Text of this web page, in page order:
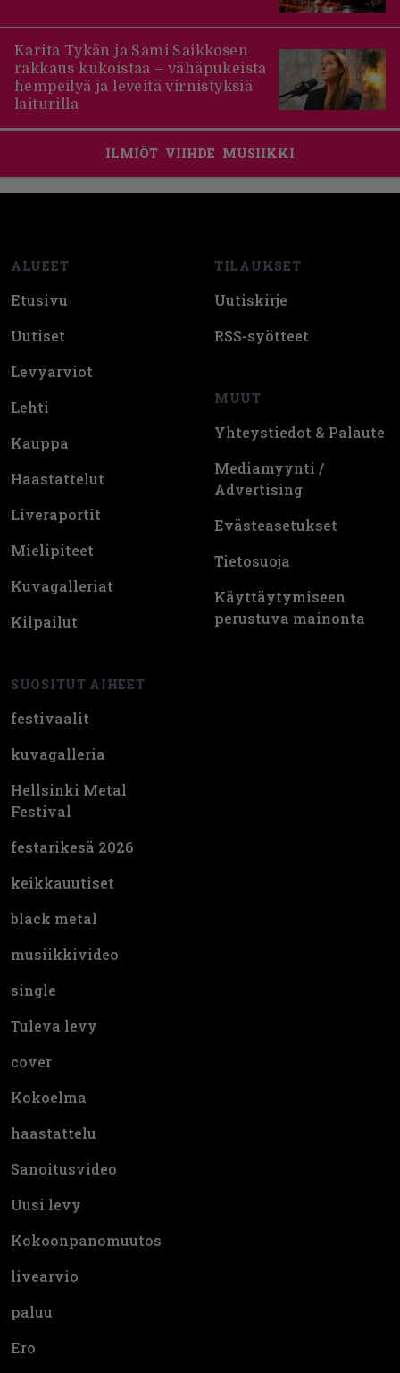
Karita Tykän ja Sami Saikkosen
rakkaus kukoistaa – vähäpukeista
hempeilyä ja leveitä virnistyksiä
laiturilla
ILMIÖT VIIHDE MUSIIKKI
ALUEET
Etusivu
Uutiset
Levyarviot
Lehti
Kauppa
Haastattelut
Liveraportit
Mielipiteet
Kuvagalleriat
Kilpailut
SUOSITUT AIHEET
festivaalit
kuvagalleria
Hellsinki Metal
Festival
festarikesä 2026
keikkauutiset
black metal
musiikkivideo
single
Tuleva levy
cover
Kokoelma
haastattelu
Sanoitusvideo
Uusi levy
Kokoonpanomuutos
livearvio
paluu
Ero
TILAUKSET
Uutiskirje
RSS-syötteet
MUUT
Yhteystiedot & Palaute
Mediamyynti /
Advertising
Evästeasetukset
Tietosuoja
Käyttäytymiseen
perustuva mainonta